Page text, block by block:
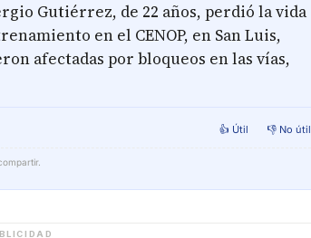
Gutiérrez, de 22 años, perdió la vida
en el CENOP, en San Luis,
afectadas por bloqueos en las vías,
👍 Útil 👎 No útil